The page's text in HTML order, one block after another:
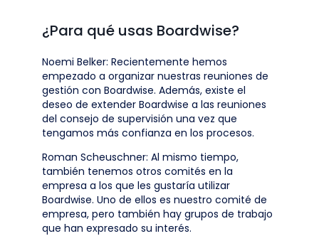
¿Para qué usas Boardwise?
Noemi Belker: Recientemente hemos
empezado a organizar nuestras reuniones de
gestión con Boardwise. Además, existe el
deseo de extender Boardwise a las reuniones
del consejo de supervisión una vez que
tengamos más confianza en los procesos.
Roman Scheuschner: Al mismo tiempo,
también tenemos otros comités en la
empresa a los que les gustaría utilizar
Boardwise. Uno de ellos es nuestro comité de
empresa, pero también hay grupos de trabajo
que han expresado su interés.